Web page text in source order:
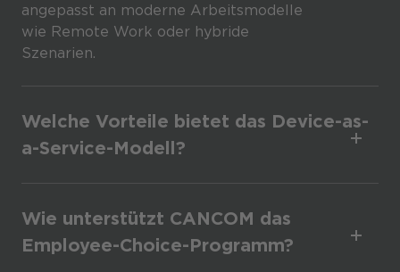
angepasst an moderne Arbeitsmodelle
wie Remote Work oder hybride
Szenarien.
Welche Vorteile bietet das Device-as-
a-Service-Modell?
Wie unterstützt CANCOM das
Employee-Choice-Programm?